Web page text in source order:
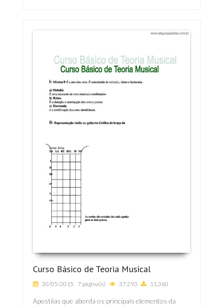
Curso Básico de Teoria Musical
30/05/2015 7 página(s) 37.293 11.360
Apostilas que aborda os principais elementos da